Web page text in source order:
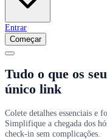
Entrar
Começar
Tudo o que os
único link
Colete detalhes essenciais e
Simplifique a chegada dos
check-in sem complicações.